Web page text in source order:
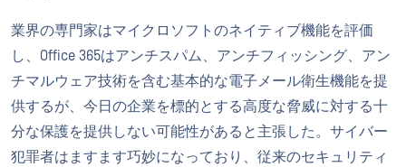
業界の専門家はマイクロソフトのネイティブ機能を評価
し、Office 365はアンチスパム、アンチフィッシング、アン
チマルウェア技術を含む基本的な電子メール衛生機能を提
供するが、今日の企業を標的とする高度な脅威に対する十
分な保護を提供しない可能性があると主張した。サイバー
犯罪者はますます巧妙になっており、従来のセキュリティ